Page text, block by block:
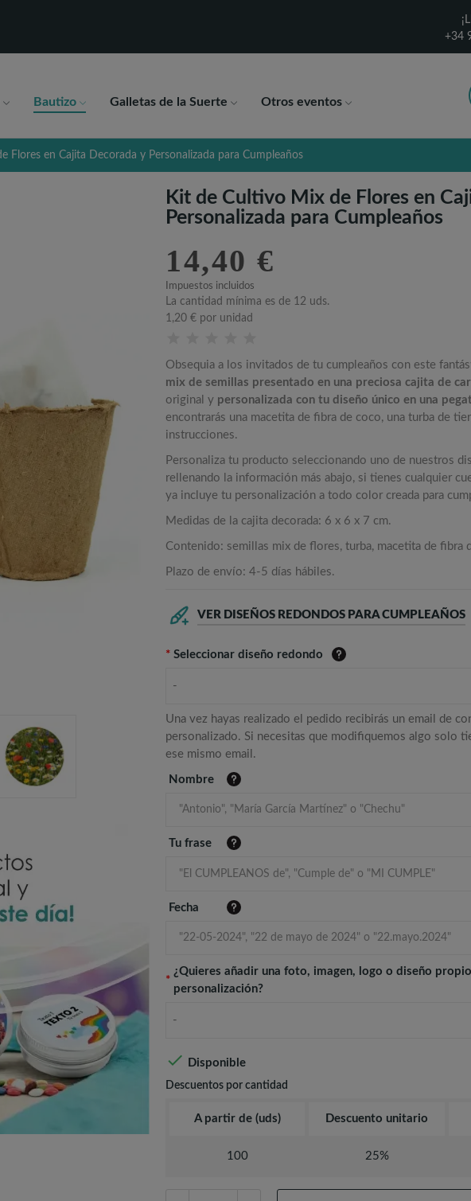
+34
Bautizo Galletas de la Suerte Otros eventos
Flores en Cajita Decorada y Personalizada para Cumpleaños
Kit de Cultivo Mix de Flores en
Personalizada para Cumpleaños
14,40 €
Impuestos incluidos
La cantidad mínima es de 12 uds.
1,20 € por unidad
Obsequia a los invitados de tu cumpleaños con este
mix de semillas presentado en una preciosa cajita de
original y personalizada con tu diseño único en una
encontrarás una macetita de fibra de coco, una turba de
instrucciones.
Personaliza tu producto seleccionando uno de nuestros
rellenando la información más abajo, si tienes cualquier
ya incluye tu personalización a todo color creada para
Medidas de la cajita decorada: 6 x 6 x 7 cm.
Contenido: semillas mix de flores, turba, macetita de fibra
Plazo de envío: 4-5 días hábiles.
VER DISEÑOS REDONDOS PARA CUMPLEAÑOS
* Seleccionar diseño redondo
-
Una vez hayas realizado el pedido recibirás un email de
personalizado. Si necesitas que modifiquemos algo solo
ese mismo email.
Nombre
Tu frase
Fecha
*
¿Quieres añadir una foto, imagen, logo o diseño
personalización?
-
 Disponible
Descuentos por cantidad
A partir de (uds) Descuento unitario
100 25%